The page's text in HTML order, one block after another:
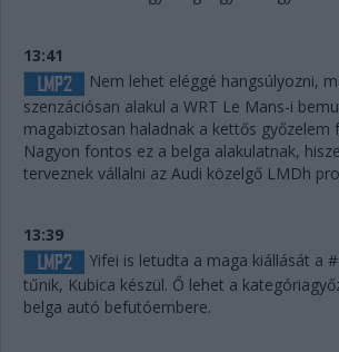
13:41
Nem lehet eléggé hangsúlyozni,
szenzációsan alakul a WRT Le Mans-i
magabiztosan haladnak a kettős győzelem
Nagyon fontos ez a belga alakulatnak,
terveznek vállalni az Audi közelgő LMDh
13:39
Yifei is letudta a maga kiállását a
tűnik, Kubica készül. Ő lehet a
belga autó befutóembere.